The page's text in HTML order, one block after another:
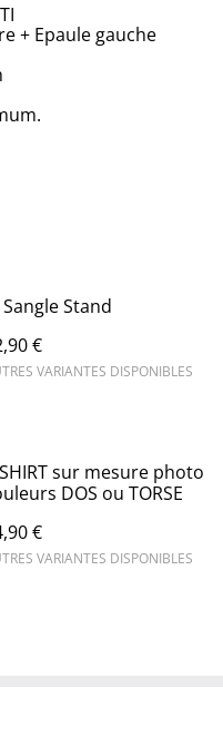
+ Epaule gauche
Stand
€
VARIANTES DISPONIBLES
sur mesure photo
DOS ou TORSE
€
VARIANTES DISPONIBLES